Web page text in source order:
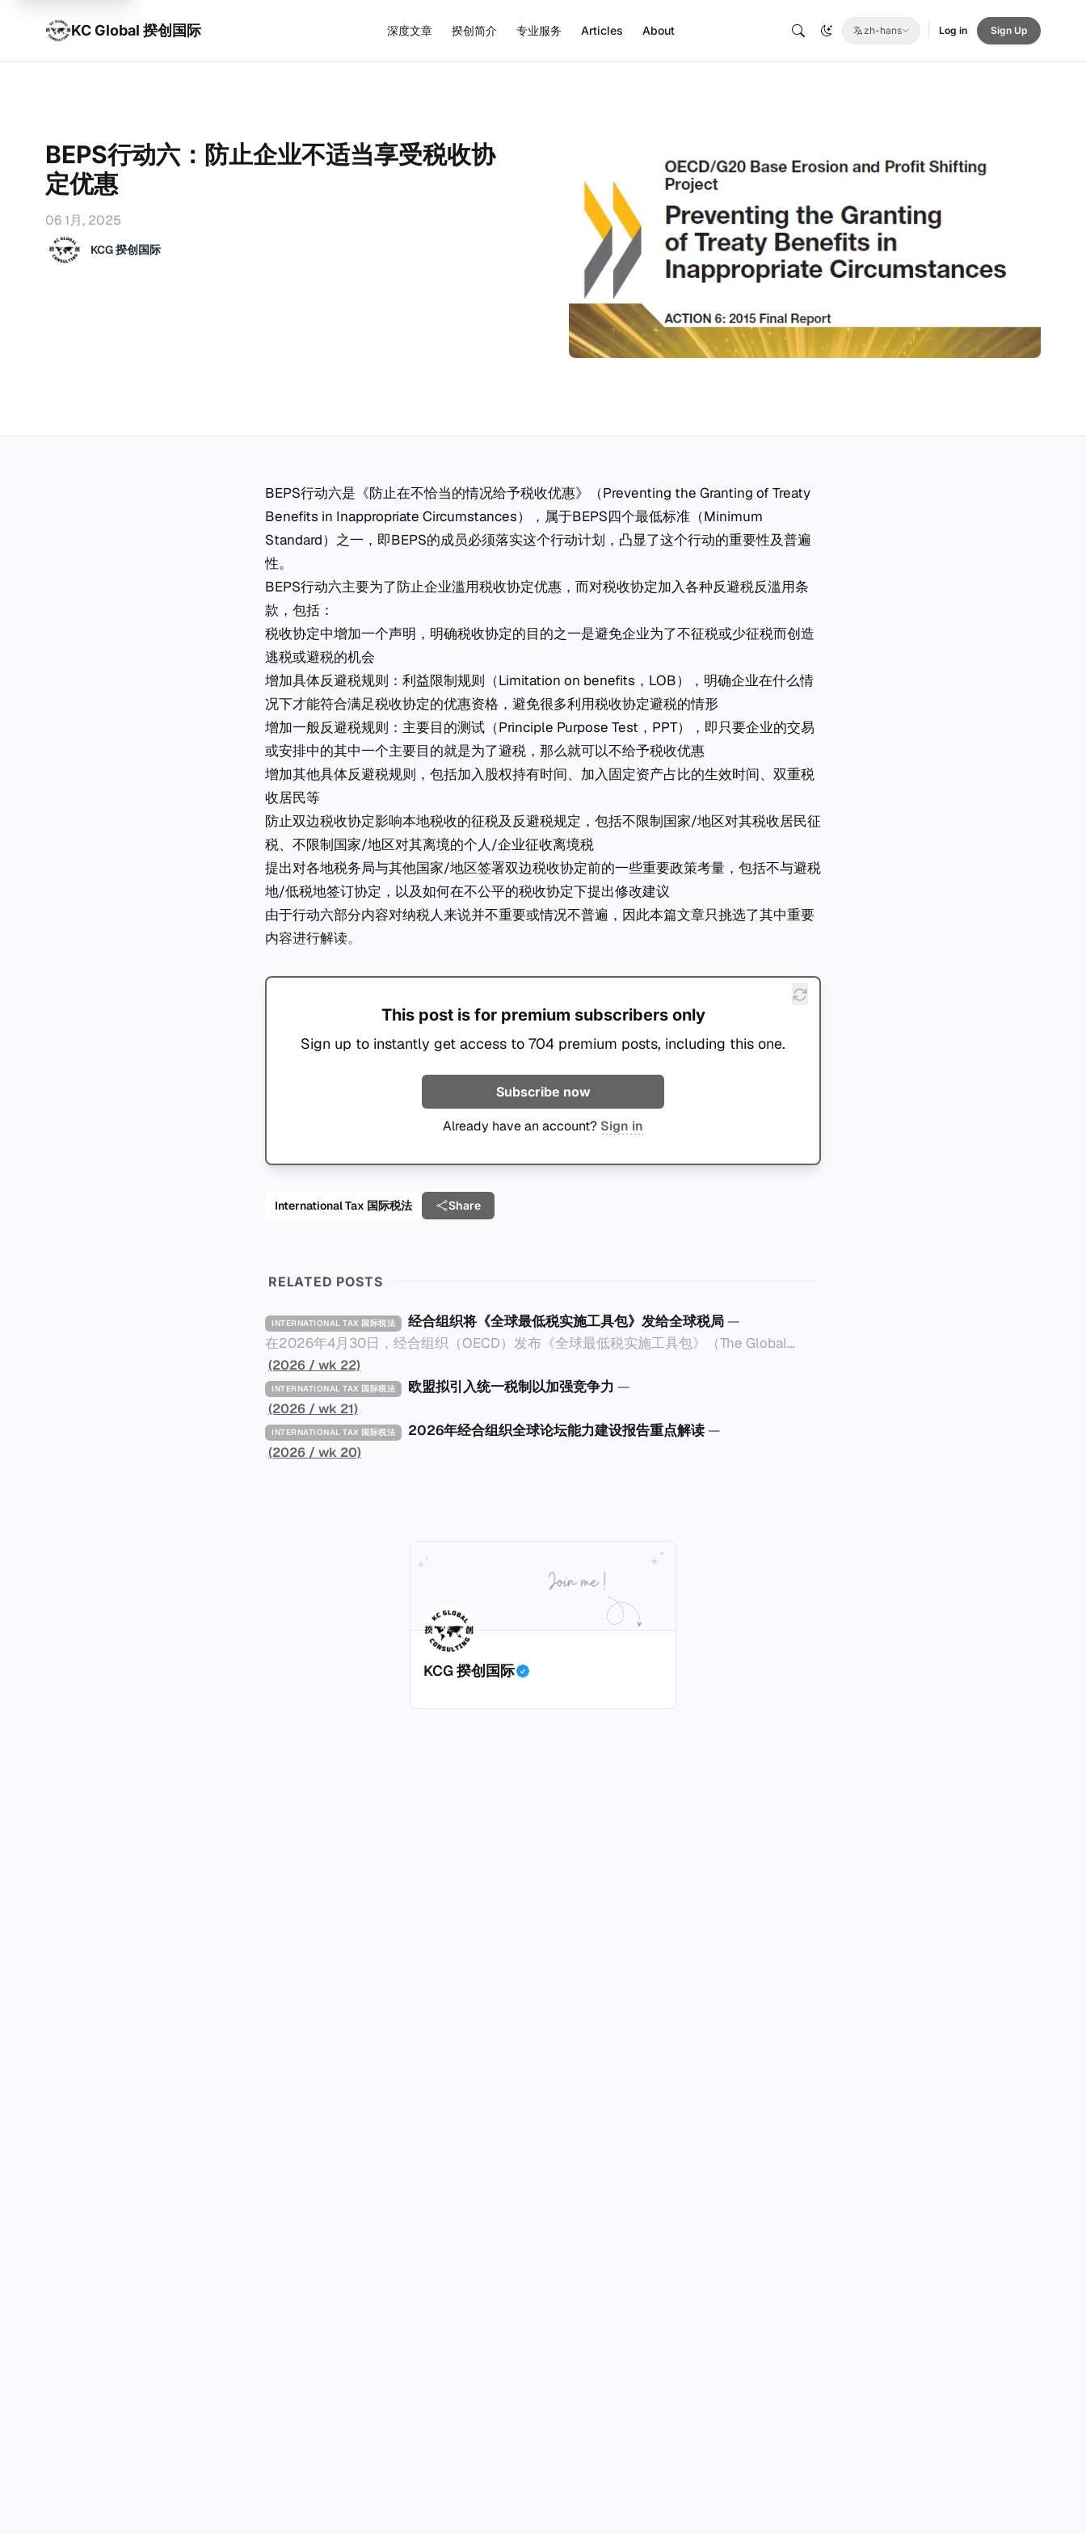
KC Global 揆创国际 深度文章 揆创简介 专业服务 Articles About zh-hans Log in Sign Up
BEPS行动六：防止企业不适当享受税收协
定优惠
06 1月, 2025
KCG 揆创国际
BEPS行动六是《防止在不恰当的情况给予税收优惠》（Preventing the Granting of Treaty
Benefits in Inappropriate Circumstances），属于BEPS四个最低标准（Minimum
Standard）之一，即BEPS的成员必须落实这个行动计划，凸显了这个行动的重要性及普遍
性。
BEPS行动六主要为了防止企业滥用税收协定优惠，而对税收协定加入各种反避税反滥用条
款，包括：
税收协定中增加一个声明，明确税收协定的目的之一是避免企业为了不征税或少征税而创造
逃税或避税的机会
增加具体反避税规则：利益限制规则（Limitation on benefits，LOB），明确企业在什么情
况下才能符合满足税收协定的优惠资格，避免很多利用税收协定避税的情形
增加一般反避税规则：主要目的测试（Principle Purpose Test，PPT），即只要企业的交易
或安排中的其中一个主要目的就是为了避税，那么就可以不给予税收优惠
增加其他具体反避税规则，包括加入股权持有时间、加入固定资产占比的生效时间、双重税
收居民等
防止双边税收协定影响本地税收的征税及反避税规定，包括不限制国家/地区对其税收居民征
税、不限制国家/地区对其离境的个人/企业征收离境税
提出对各地税务局与其他国家/地区签署双边税收协定前的一些重要政策考量，包括不与避税
地/低税地签订协定，以及如何在不公平的税收协定下提出修改建议
由于行动六部分内容对纳税人来说并不重要或情况不普遍，因此本篇文章只挑选了其中重要
内容进行解读。
This post is for premium subscribers only
Sign up to instantly get access to 704 premium posts, including this one.
Subscribe now
Already have an account? Sign in
International Tax 国际税法 Share
RELATED POSTS
INTERNATIONAL TAX 国际税法 经合组织将《全球最低税实施工具包》发给全球税局—
在2026年4月30日，经合组织（OECD）发布《全球最低税实施工具包》（The Global
Minimum Tax Implementation Toolkit），为各国税务机关和政策制定者提供一套可操作的
路线图，以确保全球最低税规则协调一致、高效落地。 《工具包》的主要内容总结如下：
一、 核心目标与背景 全球最低税规则旨在确保大型跨国企业在其运营的每个司法管辖区支付
至少15%的最低税款。《工具包》主要目标是协助税务机关建立稳健且高效的国内合规框
架，识别最佳实践，并减少纳税人与征管机构的合规负担。
(2026 / wk 22)
INTERNATIONAL TAX 国际税法 欧盟拟引入统一税制以加强竞争力 —
(2026 / wk 21)
INTERNATIONAL TAX 国际税法 2026年经合组织全球论坛能力建设报告重点解读—
(2026 / wk 20)
KCG 揆创国际